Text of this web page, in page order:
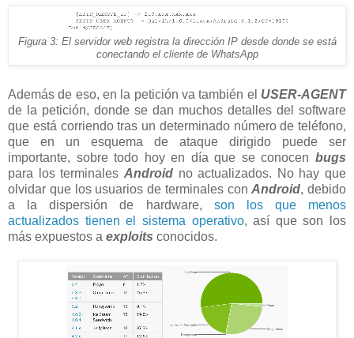
Figura 3: El servidor web registra la dirección IP desde donde se está
conectando el cliente de WhatsApp
Además de eso, en la petición va también el USER-AGENT
de la petición, donde se dan muchos detalles del software
que está corriendo tras un determinado número de teléfono,
que en un esquema de ataque dirigido puede ser
importante, sobre todo hoy en día que se conocen bugs
para los terminales Androidno actualizados. No hay que
olvidar que los usuarios de terminales conAndroid, debido
a la dispersión de hardware, son los que menos
actualizados tienen el sistema operativo, así que son los
más expuestos a exploits conocidos.